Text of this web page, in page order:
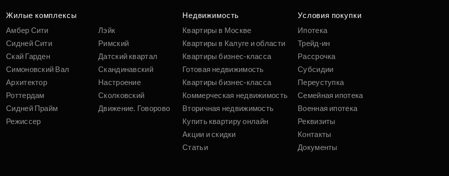
Жилые комплексы
Амбер Сити
Сидней Сити
Скай Гарден
Симоновский Вал
Архитектор
Роттердам
Сидней Прайм
Режиссер
Лэйк
Римский
Датский квартал
Скандинавский
Настроение
Сколковский
Движение. Говорово
Недвижимость
Квартиры в Москве
Квартиры в Калуге и области
Квартиры бизнес-класса
Готовая недвижимость
Квартиры бизнес-класса
Коммерческая недвижимость
Вторичная недвижимость
Купить квартиру онлайн
Акции и скидки
Статьи
Условия покупки
Ипотека
Трейд-ин
Рассрочка
Субсидии
Переуступка
Семейная ипотека
Военная ипотека
Реквизиты
Контакты
Документы